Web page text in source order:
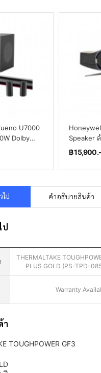
U7000
Dolby
3มิติ มีรีโมท
สียงได้
Speaker
เชื่อมต่อ
ระยะ 30 เ
฿ 15,900.-
ป คำอธิบายสินค้า
ป
THERMALTAKE
PLUS GOLD (PS-TPD-
Warranty
า
TOUGHPOWER GF3